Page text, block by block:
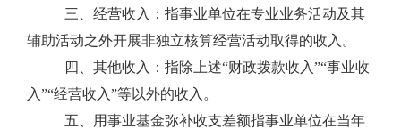
三、经营收入：指事业单位在专业业务活动及其
辅助活动之外开展非独立核算经营活动取得的收入。
四、其他收入：指除上述“财政拨款收入”“事业收
入”“经营收入”等以外的收入。
五、用事业基金弥补收支差额指事业单位在当年